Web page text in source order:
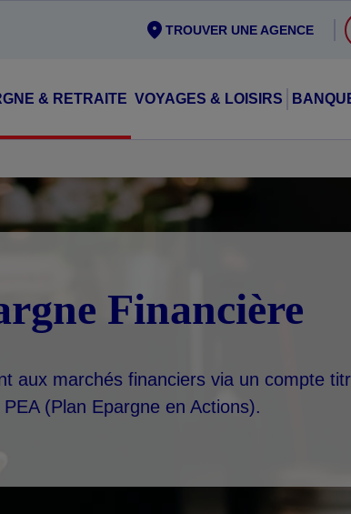
TROUVER UNE AGENCE
& RETRAITE VOYAGES & LOISIRS
Financière
aux marchés financiers via un compte
PEA (Plan Epargne en Actions).